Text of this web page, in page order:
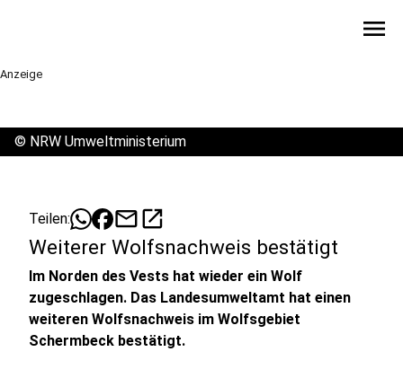
menu
Anzeige
© NRW Umweltministerium
Teilen: mailopen_in_new
Weiterer Wolfsnachweis bestätigt
Im Norden des Vests hat wieder ein Wolf
zugeschlagen. Das Landesumweltamt hat einen
weiteren Wolfsnachweis im Wolfsgebiet
Schermbeck bestätigt.